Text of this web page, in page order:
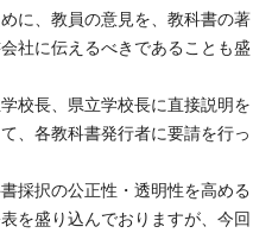
に、教員の意見を、教科書の著
社に伝えるべきであることも盛
校長、県立学校長に直接説明を
、各教科書発行者に要請を行っ
採択の公正性・透明性を高める
を盛り込んでおりますが、今回